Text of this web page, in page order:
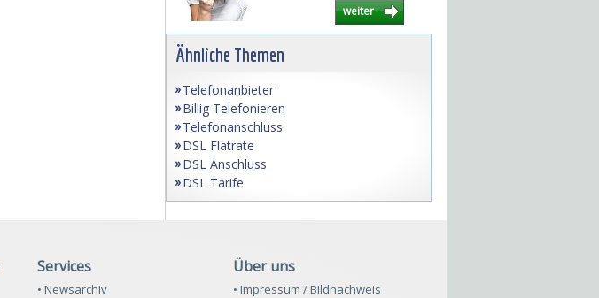
weiter
Ähnliche Themen
Telefonanbieter
Billig Telefonieren
Telefonanschluss
DSL Flatrate
DSL Anschluss
DSL Tarife
Services
• Newsarchiv
Über uns
• Impressum / Bildnachweis